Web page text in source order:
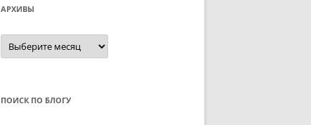
АРХИВЫ
Архивы
ПОИСК ПО БЛОГУ